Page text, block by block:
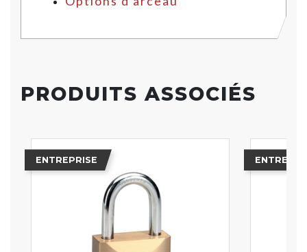
PRODUITS ASSOCIÉS
ENTREPRISE